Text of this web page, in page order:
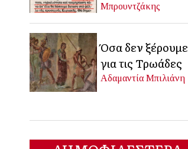
Μπρουντζάκης
Όσα δεν ξέρουμε
για τις Τρωάδες
Αδαμαντία Μπιλιάνη